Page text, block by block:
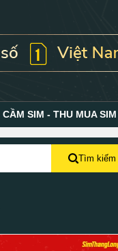
CẦM SIM - THU MUA SIM
Tìm kiếm